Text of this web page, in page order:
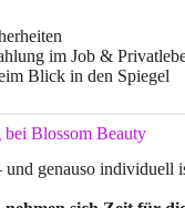
im Job &
Blick in den Spiegel
Blossom Beauty
und genauso individuell